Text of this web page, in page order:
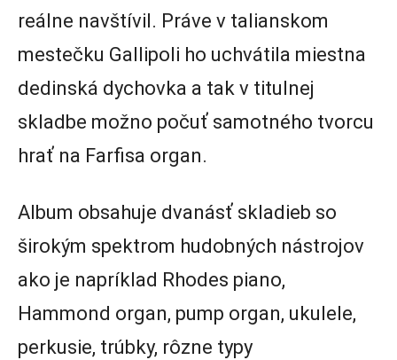
reálne navštívil. Práve v talianskom
mestečku Gallipoli ho uchvátila miestna
dedinská dychovka a tak v titulnej
skladbe možno počuť samotného tvorcu
hrať na Farfisa organ.
Album obsahuje dvanásť skladieb so
širokým spektrom hudobných nástrojov
ako je napríklad Rhodes piano,
Hammond organ, pump organ, ukulele,
perkusie, trúbky, rôzne typy